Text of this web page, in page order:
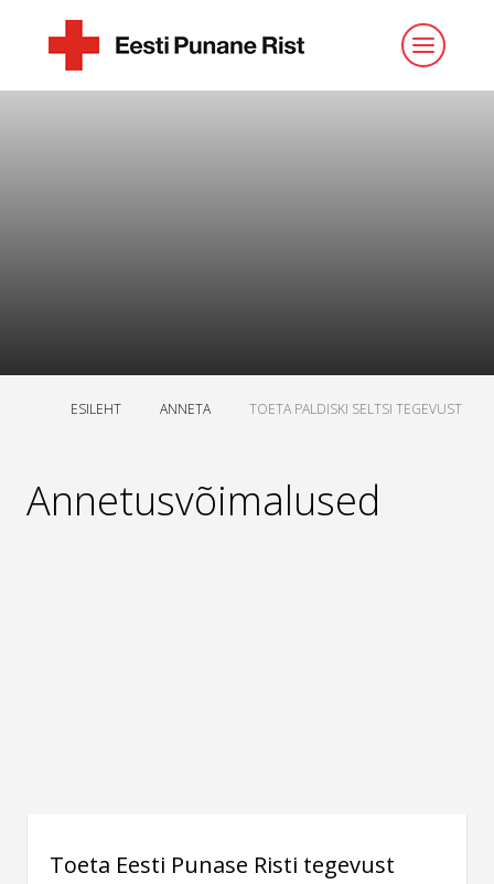
ESILEHT ANNETA TOETA PALDISKI SELTSI TEGEVUST
Annetusvõimalused
Toeta Eesti Punase Risti tegevust